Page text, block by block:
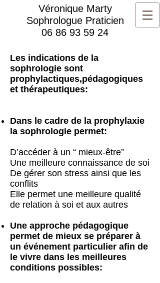
Véronique Marty
Sophrologue Praticien
06 86 93 59 24
Les indications de la
sophrologie sont
prophylactiques,pédagogiques
et thérapeutiques:
Dans le cadre de la prophylaxie
la sophrologie permet:
D’accéder à un “ mieux-être”
Une meilleure connaissance de soi
De gérer son stress ainsi que les
conflits
Elle permet une meilleure qualité
de relation à soi et aux autres
Une approche pédagogique
permet de mieux se préparer à
un événement particulier afin de
le vivre dans les meilleures
conditions possibles: